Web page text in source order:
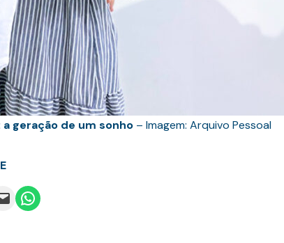
geração de um sonho – Imagem: Arquivo Pessoal
Telegram
this Page
Share on WhatsApp